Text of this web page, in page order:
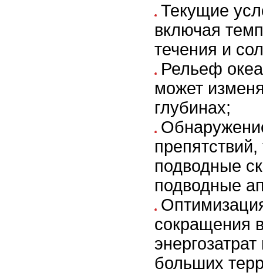
Текущие
включая
течения и
Рельеф
может
глубинах;
препятствий,
подводные
подводные
сокращения
больших